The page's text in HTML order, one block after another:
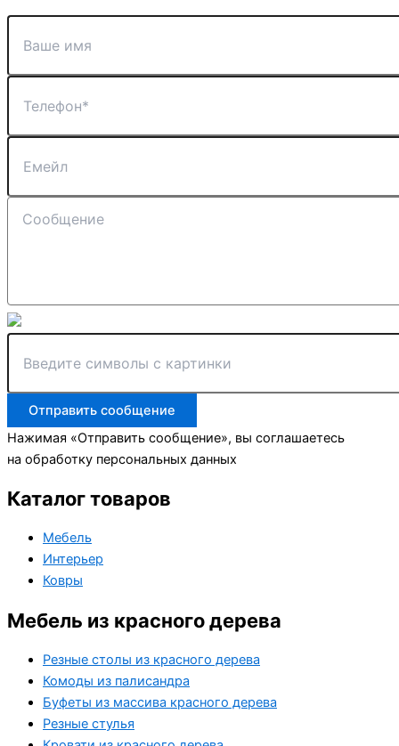
Отправить сообщение
Нажимая «Отправить сообщение», вы соглашаетесь
на обработку персональных данных
Каталог товаров
Мебель
Интерьер
Ковры
Мебель из красного дерева
Резные столы из красного дерева
Комоды из палисандра
Буфеты из массива красного дерева
Резные стулья